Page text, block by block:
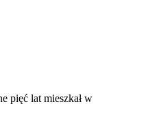
pięć lat mieszkał w